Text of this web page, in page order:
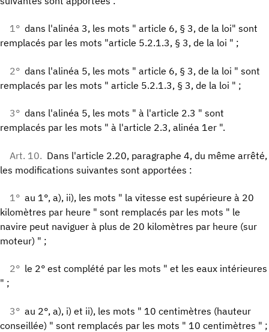
1° dans l'alinéa 3, les mots " article 6, § 3, de la loi" sont
remplacés par les mots "article 5.2.1.3, § 3, de la loi " ;
2° dans l'alinéa 5, les mots " article 6, § 3, de la loi " sont
remplacés par les mots " article 5.2.1.3, § 3, de la loi " ;
3° dans l'alinéa 5, les mots " à l'article 2.3 " sont
remplacés par les mots " à l'article 2.3, alinéa 1er ".
Art. 10. Dans l'article 2.20, paragraphe 4, du même arrêté,
les modifications suivantes sont apportées :
1° au 1°, a), ii), les mots " la vitesse est supérieure à 20
kilomètres par heure " sont remplacés par les mots " le
navire peut naviguer à plus de 20 kilomètres par heure (sur
moteur) " ;
2° le 2° est complété par les mots " et les eaux intérieures
" ;
3° au 2°, a), i) et ii), les mots " 10 centimètres (hauteur
conseillée) " sont remplacés par les mots " 10 centimètres " ;